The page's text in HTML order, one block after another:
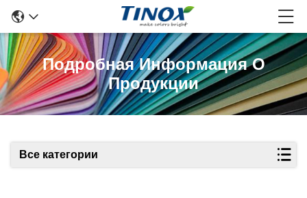
Подробная Информация О
Продукции
Все категории